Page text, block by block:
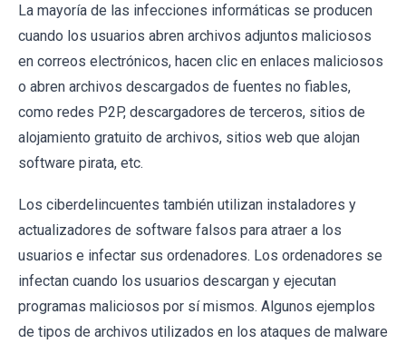
La mayoría de las infecciones informáticas se producen
cuando los usuarios abren archivos adjuntos maliciosos
en correos electrónicos, hacen clic en enlaces maliciosos
o abren archivos descargados de fuentes no fiables,
como redes P2P, descargadores de terceros, sitios de
alojamiento gratuito de archivos, sitios web que alojan
software pirata, etc.
Los ciberdelincuentes también utilizan instaladores y
actualizadores de software falsos para atraer a los
usuarios e infectar sus ordenadores. Los ordenadores se
infectan cuando los usuarios descargan y ejecutan
programas maliciosos por sí mismos. Algunos ejemplos
de tipos de archivos utilizados en los ataques de malware